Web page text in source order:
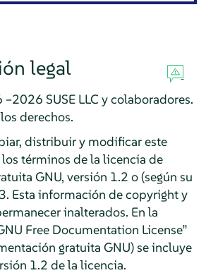
legal
SUSE LLC y colaboradores.
derechos.
distribuir y modificar este
términos de la licencia de
GNU, versión 1.2 o (según su
Esta información de copyright y
inalterados. En la
Free Documentation License”
gratuita GNU) se incluye
1.2 de la licencia.